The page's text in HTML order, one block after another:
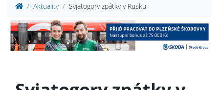
Aktuality Svjatogory zpátky v Rusku